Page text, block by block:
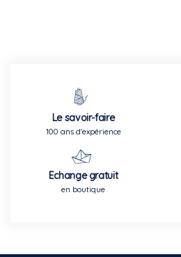
Le savoir-faire
100 ans d'expérience
Echange gratuit
en boutique